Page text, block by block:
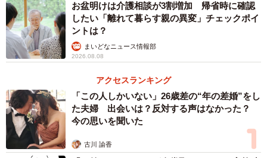
転車の前後に娘と息子を乗せて、保育園に通ったのよ」と
言い、引き取り業者のトラックの荷台に載せた自転車を見
送る際、脳裏にはドナドナが流れ、今までの育児の思い出
が走馬灯のように駆け巡り、涙が止まらなかったそう。
そこにあるのはただのパンクしたまま数年間放置されてい
た自転車。なのに彼女にとっては感動巨編のラストシー
ン。近所の人にとっては「引き取り業者のトラックを見え
なくなるまで見送っている人」に首をかしげたに違いあり
ません。
お盆明けは介護相談が3割増加 帰省時に確認
したい「離れて暮らす親の異変」チェックポイ
ントは？
まいどなニュース情報部
2026.08.08
アクセスランキング
「この人しかいない」26歳差の“年の差婚”をし
た夫婦 出会いは？反対する声はなかった？
今の思いを聞いた
古川 諭香